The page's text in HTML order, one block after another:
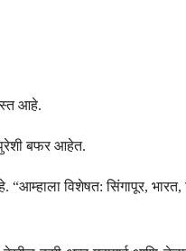
आहे.
पुरेशी बफर आहेत.
“आम्हाला विशेषत: सिंगापूर,